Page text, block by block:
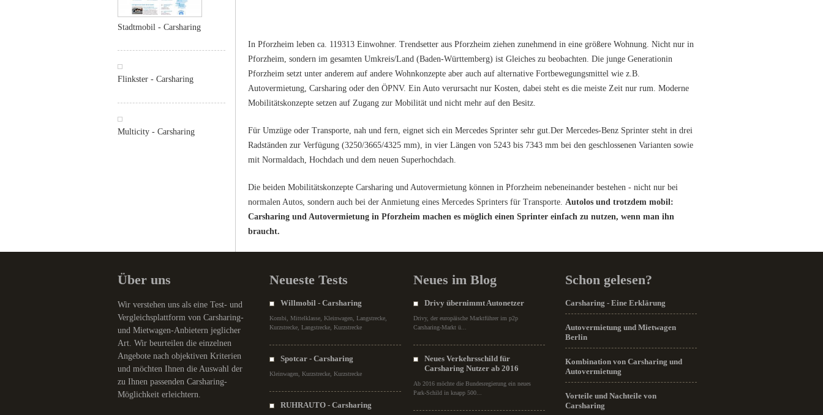
In Pforzheim leben ca. 119313 Einwohner. Trendsetter aus Pforzheim ziehen zunehmend in eine größere Wohnung. Nicht nur in
Pforzheim, sondern im gesamten Umkreis/Land (Baden-Württemberg) ist Gleiches zu beobachten. Die junge Generationin
Pforzheim setzt unter anderem auf andere Wohnkonzepte aber auch auf alternative Fortbewegungsmittel wie z.B.
Autovermietung, Carsharing oder den ÖPNV. Ein Auto verursacht nur Kosten, dabei steht es die meiste Zeit nur rum. Moderne
Mobilitätskonzepte setzen auf Zugang zur Mobilität und nicht mehr auf den Besitz.
Für Umzüge oder Transporte, nah und fern, eignet sich ein Mercedes Sprinter sehr gut.Der Mercedes-Benz Sprinter steht in drei
Radständen zur Verfügung (3250/3665/4325 mm), in vier Längen von 5243 bis 7343 mm bei den geschlossenen Varianten sowie
mit Normaldach, Hochdach und dem neuen Superhochdach.
Die beiden Mobilitätskonzepte Carsharing und Autovermietung können in Pforzheim nebeneinander bestehen - nicht nur bei
normalen Autos, sondern auch bei der Anmietung eines Mercedes Sprinters für Transporte. Autolos und trotzdem mobil:
Carsharing und Autovermietung in Pforzheim machen es möglich einen Sprinter einfach zu nutzen, wenn man ihn
braucht.
Stadtmobil - Carsharing
Flinkster - Carsharing
Multicity - Carsharing
Über uns
Wir verstehen uns als eine Test- und
Vergleichsplattform von Carsharing-
und Mietwagen-Anbietern jeglicher
Art. Wir beurteilen die einzelnen
Angebote nach objektiven Kriterien
und möchten Ihnen die Auswahl der
zu Ihnen passenden Carsharing-
Möglichkeit erleichtern.
Neueste Tests
Willmobil - Carsharing
Kombi, Mittelklasse, Kleinwagen, Langstrecke,
Kurzstrecke, Langstrecke, Kurzstrecke
Spotcar - Carsharing
Kleinwagen, Kurzstrecke, Kurzstrecke
RUHRAUTO - Carsharing
Neues im Blog
Drivy übernimmt Autonetzer
Drivy, der europäische Marktführer im p2p
Carsharing-Markt ü...
Neues Verkehrsschild für
Carsharing Nutzer ab 2016
Ab 2016 möchte die Bundesregierung ein neues
Park-Schild in knapp 500...
Schon gelesen?
Carsharing - Eine Erklärung
Autovermietung und Mietwagen
Berlin
Kombination von Carsharing und
Autovermietung
Vorteile und Nachteile von
Carsharing